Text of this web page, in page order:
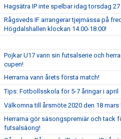
Hagsätra IP inte spelbar idag torsdag
Rågsveds IF arrangerar tjejmässa på
Högdalshallen klockan 14.00-18.00!
Pojkar U17 vann sin futsalserie och
cupen!
Herrarna vann årets första match!
Tips: Fotbollsskola för 5-7 åringar i april
Välkomna till årsmöte 2020 den 18 mars
Herrarna gör säsongspremiär och tack
futsalsäong!